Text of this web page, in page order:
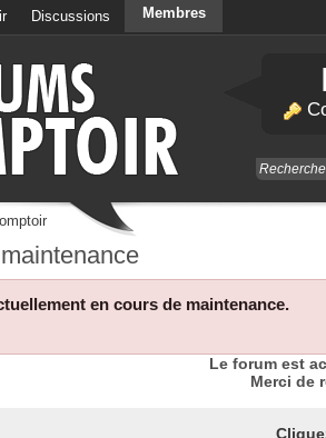
Discussions Membres
en cours de maintenance.
Le forum est
Merci de